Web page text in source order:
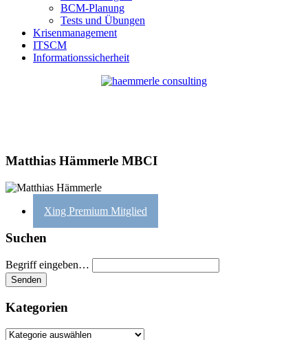
BCM-Planung
Tests und Übungen
Krisenmanagement
ITSCM
Informationssicherheit
Matthias Hämmerle MBCI
Xing Premium Mitglied
Suchen
Begriff eingeben…
Kategorien
Kategorien